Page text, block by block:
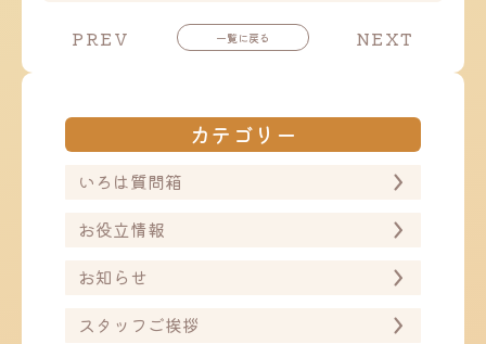
PREV 一覧に戻る 投
ー
ョ
NEXT
カテゴリー
いろは質問箱
お役立情報
お知らせ
スタッフご挨拶